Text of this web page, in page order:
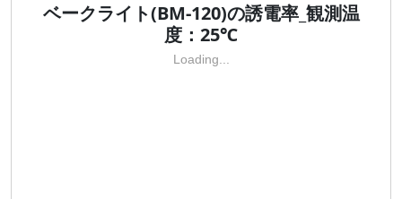
ベークライト(BM-120)の誘電率_観測温
度：25℃
Loading...